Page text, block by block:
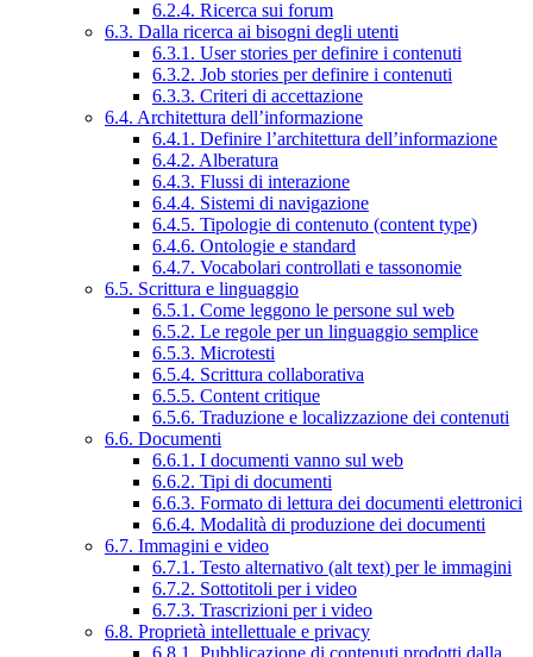
6.2.4. Ricerca sui forum
6.3. Dalla ricerca ai bisogni degli utenti
6.3.1. User stories per definire i contenuti
6.3.2. Job stories per definire i contenuti
6.3.3. Criteri di accettazione
6.4. Architettura dell’informazione
6.4.1. Definire l’architettura dell’informazione
6.4.2. Alberatura
6.4.3. Flussi di interazione
6.4.4. Sistemi di navigazione
6.4.5. Tipologie di contenuto (content type)
6.4.6. Ontologie e standard
6.4.7. Vocabolari controllati e tassonomie
6.5. Scrittura e linguaggio
6.5.1. Come leggono le persone sul web
6.5.2. Le regole per un linguaggio semplice
6.5.3. Microtesti
6.5.4. Scrittura collaborativa
6.5.5. Content critique
6.5.6. Traduzione e localizzazione dei contenuti
6.6. Documenti
6.6.1. I documenti vanno sul web
6.6.2. Tipi di documenti
6.6.3. Formato di lettura dei documenti elettronici
6.6.4. Modalità di produzione dei documenti
6.7. Immagini e video
6.7.1. Testo alternativo (alt text) per le immagini
6.7.2. Sottotitoli per i video
6.7.3. Trascrizioni per i video
6.8. Proprietà intellettuale e privacy
6.8.1. Pubblicazione di contenuti prodotti dalla